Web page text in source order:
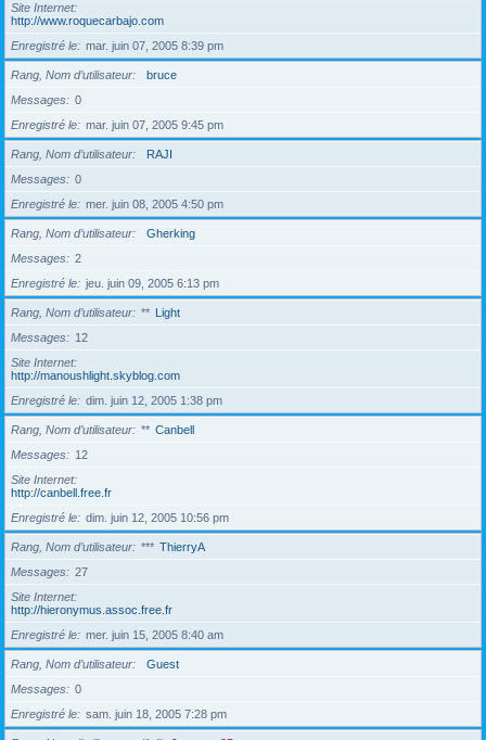
Site Internet
http://www.roquecarbajo.com
Enregistré le
mar. juin 07, 2005 8:39 pm
Rang, Nom d’utilisateur
bruce
Messages
0
Enregistré le
mar. juin 07, 2005 9:45 pm
Rang, Nom d’utilisateur
RAJI
Messages
0
Enregistré le
mer. juin 08, 2005 4:50 pm
Rang, Nom d’utilisateur
Gherking
Messages
2
Enregistré le
jeu. juin 09, 2005 6:13 pm
Rang, Nom d’utilisateur ** Light
Messages
12
Site Internet
http://manoushlight.skyblog.com
Enregistré le
dim. juin 12, 2005 1:38 pm
Rang, Nom d’utilisateur ** Canbell
Messages
12
Site Internet
http://canbell.free.fr
Enregistré le
dim. juin 12, 2005 10:56 pm
Rang, Nom d’utilisateur *** ThierryA
Messages
27
Site Internet
http://hieronymus.assoc.free.fr
Enregistré le
mer. juin 15, 2005 8:40 am
Rang, Nom d’utilisateur
Guest
Messages
0
Enregistré le
sam. juin 18, 2005 7:28 pm